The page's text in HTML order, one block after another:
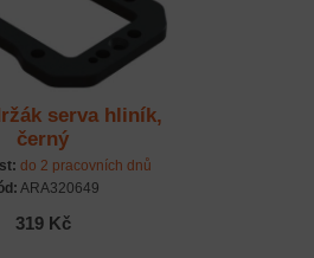
serva hliník,
černý
do 2 pracovních dnů
ARA320649
319 Kč